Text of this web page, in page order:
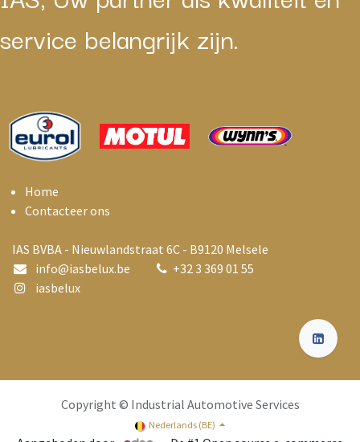
service belangrijk zijn.
Home
Contacteer ons
IAS BVBA - Nieuwlandstraat 6C - B9120 Melsele
info@iasbelux.be +32 3 369 01 55
iasbelux
Copyright © Industrial Automotive Services
Nederlands (BE)